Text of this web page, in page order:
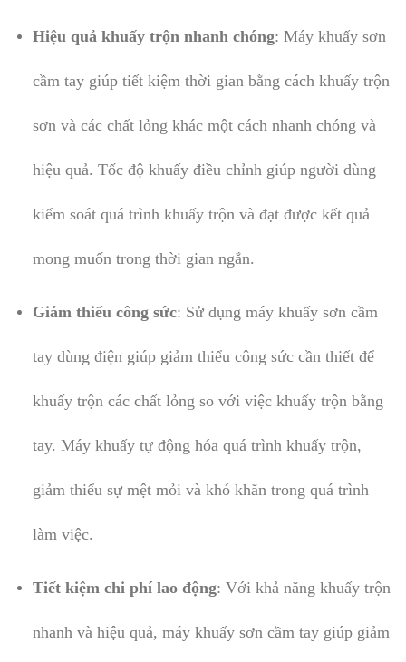
Hiệu quả khuấy trộn nhanh chóng: Máy khuấy sơn
cầm tay giúp tiết kiệm thời gian bằng cách khuấy trộn
sơn và các chất lỏng khác một cách nhanh chóng và
hiệu quả. Tốc độ khuấy điều chỉnh giúp người dùng
kiểm soát quá trình khuấy trộn và đạt được kết quả
mong muốn trong thời gian ngắn.
Giảm thiểu công sức: Sử dụng máy khuấy sơn cầm
tay dùng điện giúp giảm thiểu công sức cần thiết để
khuấy trộn các chất lỏng so với việc khuấy trộn bằng
tay. Máy khuấy tự động hóa quá trình khuấy trộn,
giảm thiểu sự mệt mỏi và khó khăn trong quá trình
làm việc.
Tiết kiệm chi phí lao động: Với khả năng khuấy trộn
nhanh và hiệu quả, máy khuấy sơn cầm tay giúp giảm